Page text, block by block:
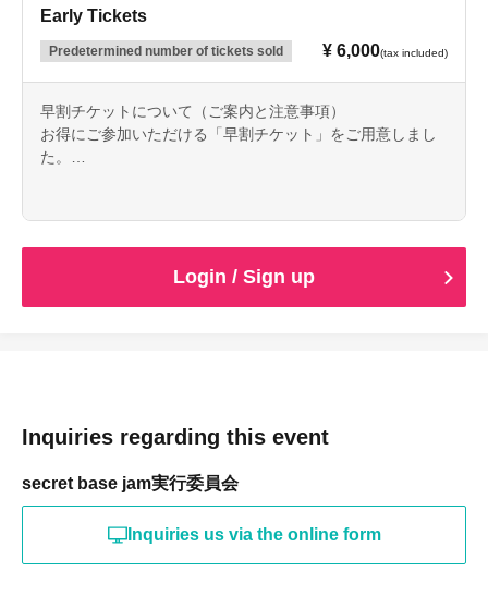
※近隣に有料駐車場などは無いのでお気を付けください。
場合そちらを推奨いたします。
■ご購入にあたっての注意事項
・Cancellations, changes, and refunds are not possible
after purchase.
・駐車場は事前予約制となります。満車となり次第、販売
・指定された駐車場・区画をご利用ください。
・駐車位置はスタッフの案内に従っていただきます。
・混雑状況により、入出庫にお時間がかかる場合がござい
■安全にご利用いただくために
Early Tickets
Predetermined number of tickets sold ¥ 6,000(tax included)
早割チケットについて（ご案内と注意事項）
お得にご参加いただける「早割チケット」をご用意しまし
た。
■早割チケットについて
・通常価格より割引された特別価格のチケットです。
after purchase.
・本チケットは指定日のみ有効です。
・転売・譲渡目的でのご購入は禁止しております。
■ About participating in the event
・イベント内容は天候や主催者判断により変更となる場合
がございます。
Login / Sign up
Inquiries regarding this event
secret base jam実行委員会
Inquiries us via the online form